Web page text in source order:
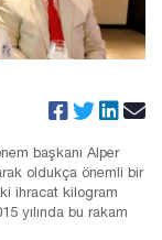
başkanı Alper
oldukça önemli bir
ihracat kilogram
yılında bu rakam